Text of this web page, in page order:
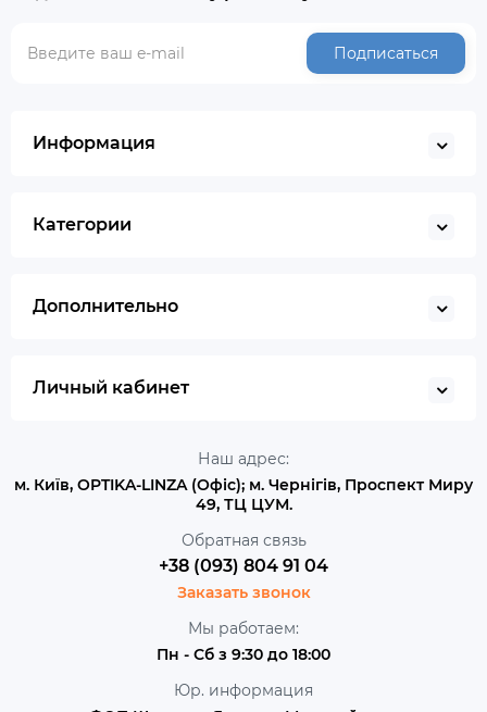
Подписаться
Информация
Категории
Дополнительно
Личный кабинет
Наш адрес:
м. Київ, OPTIKA-LINZA (Офіс); м. Чернігів, Проспект Миру
49, ТЦ ЦУМ.
Обратная связь
+38 (093) 804 91 04
Заказать звонок
Мы работаем:
Пн - Сб з 9:30 до 18:00
Юр. информация